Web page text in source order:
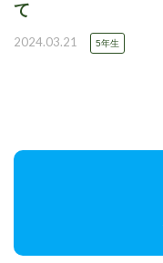
て
2024.03.21 5年生